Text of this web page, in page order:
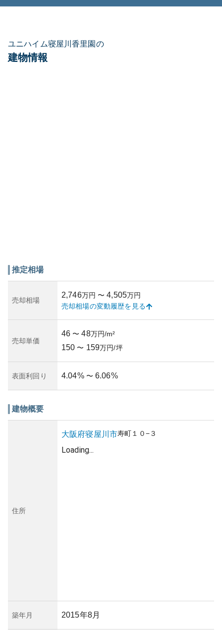
ユニハイム寝屋川香里園の
建物情報
推定相場
売却相場
2,746万円 〜 4,505万円
売却相場の変動履歴を見る
売却単価
46 〜 48万円/m²
150 〜 159万円/坪
表面利回り 4.04% 〜 6.06%
建物概要
住所
大阪府寝屋川市寿町１０−３
Loading...
築年月 2015年8月